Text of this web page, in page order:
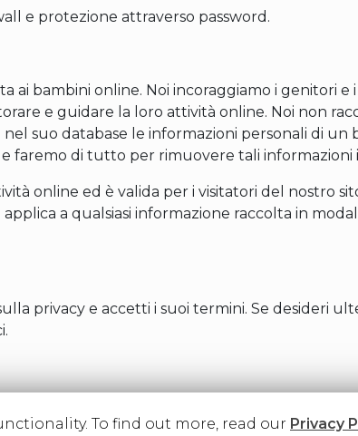
e protezione attraverso password.
ai bambini online. Noi incoraggiamo i genitori
e guidare la loro attività online. Noi non
suo database le informazioni personali di un
di tutto per rimuovere tali informazioni
online ed è valida per i visitatori del nostro
a qualsiasi informazione raccolta in
privacy e accetti i suoi termini. Se desideri
Copyright 2026
To find out more, read our Privacy